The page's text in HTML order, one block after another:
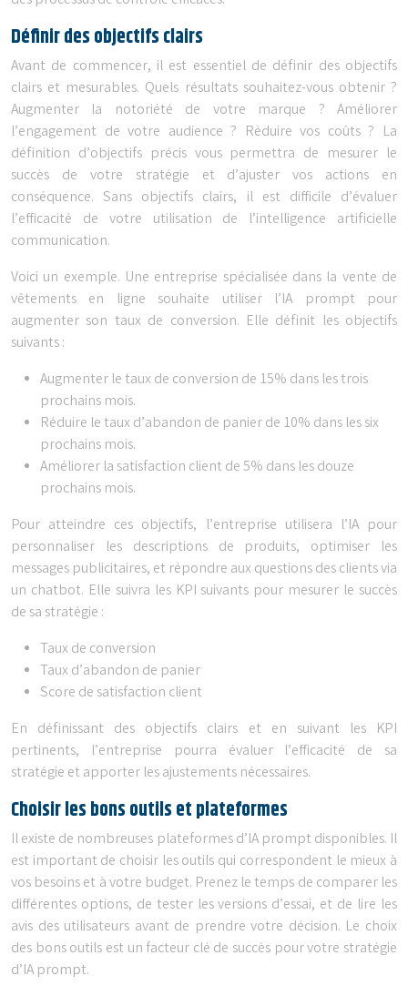
Définir des objectifs clairs
Avant de commencer, il est essentiel de définir des objectifs
clairs et mesurables. Quels résultats souhaitez-vous obtenir ?
Augmenter la notoriété de votre marque ? Améliorer
l’engagement de votre audience ? Réduire vos coûts ? La
définition d’objectifs précis vous permettra de mesurer le
succès de votre stratégie et d’ajuster vos actions en
conséquence. Sans objectifs clairs, il est difficile d’évaluer
l’efficacité de votre utilisation de l’intelligence artificielle
communication.
Voici un exemple. Une entreprise spécialisée dans la vente de
vêtements en ligne souhaite utiliser l’IA prompt pour
augmenter son taux de conversion. Elle définit les objectifs
suivants :
Augmenter le taux de conversion de 15% dans les trois
prochains mois.
Réduire le taux d’abandon de panier de 10% dans les six
prochains mois.
Améliorer la satisfaction client de 5% dans les douze
prochains mois.
Pour atteindre ces objectifs, l’entreprise utilisera l’IA pour
personnaliser les descriptions de produits, optimiser les
messages publicitaires, et répondre aux questions des clients via
un chatbot. Elle suivra les KPI suivants pour mesurer le succès
de sa stratégie :
Taux de conversion
Taux d’abandon de panier
Score de satisfaction client
En définissant des objectifs clairs et en suivant les KPI
pertinents, l’entreprise pourra évaluer l’efficacité de sa
stratégie et apporter les ajustements nécessaires.
Choisir les bons outils et plateformes
Il existe de nombreuses plateformes d’IA prompt disponibles. Il
est important de choisir les outils qui correspondent le mieux à
vos besoins et à votre budget. Prenez le temps de comparer les
différentes options, de tester les versions d’essai, et de lire les
avis des utilisateurs avant de prendre votre décision. Le choix
des bons outils est un facteur clé de succès pour votre stratégie
d’IA prompt.